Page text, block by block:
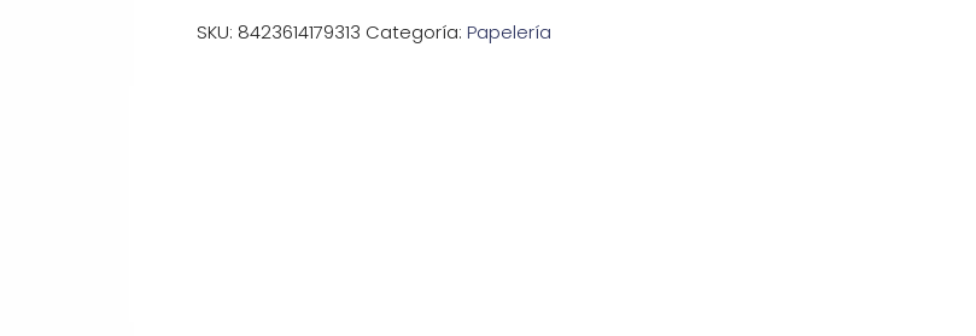
SKU: 8423614179313 Categoría: Papelería